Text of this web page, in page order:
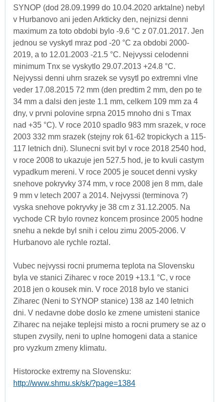
SYNOP (dod 28.09.1999 do 10.04.2020 arktalne) nebyl
v Hurbanovo ani jeden Arkticky den, nejnizsi denni
maximum za toto obdobi bylo -9.6 °C z 07.01.2017. Jen
jednou se vyskytl mraz pod -20 °C za obdobi 2000-
2019, a to 12.01.2003 -21.5 °C. Nejvyssi celodenni
minimum Tnx se vyskytlo 29.07.2013 +24.8 °C.
Nejvyssi denni uhrn srazek se vysytl po extremni vlne
veder 17.08.2015 72 mm (den predtim 2 mm, den po te
34 mm a dalsi den jeste 1.1 mm, celkem 109 mm za 4
dny, v prvni polovine srpna 2015 mnoho dni s Tmax
nad +35 °C). V roce 2010 spadlo 983 mm srazek, v roce
2003 332 mm srazek (stejny rok 61-62 tropickych a 115-
117 letnich dni). Slunecni svit byl v roce 2018 2540 hod,
v roce 2008 to ukazuje jen 527.5 hod, je to kvuli castym
vypadkum mereni. V roce 2005 je soucet denni vysky
snehove pokryvky 374 mm, v roce 2008 jen 8 mm, dale
9 mm v letech 2007 a 2014. Nejvyssi (terminova ?)
vyska snehove pokryvky je 38 cm z 31.12.2005. Na
vychode CR bylo rovnez koncem prosince 2005 hodne
snehu a nekde byl snih i celou zimu 2005-2006. V
Hurbanovo ale rychle roztal.
Vubec nejvyssi rocni prumerna teplota na Slovensku
byla ve stanici Ziharec v roce 2019 +13.1 °C, v roce
2018 jen o kousek min. V roce 2018 bylo ve stanici
Ziharec (Neni to SYNOP stanice) 138 az 140 letnich
dni. V nedavne dobe doslo ke zmene umisteni stanice
Ziharec na nejake teplejsi misto a rocni prumery se az o
stupen zvysily, neni to uplne homogeni data a stanice
pro vyzkum zmeny klimatu.
Historocke extremy na Slovensku:
http://www.shmu.sk/sk/?page=1384